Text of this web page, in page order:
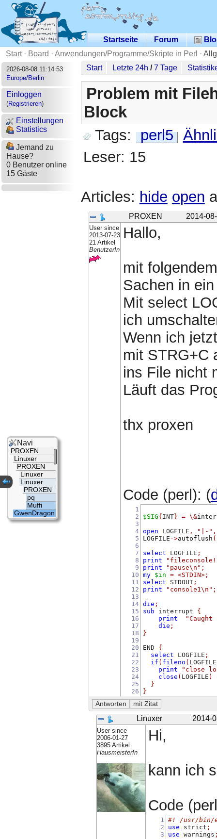
Startseite Forum
Start· Board · Anwendungen/Programme/Skripte in Perl ·
2026-08-08 11:14:53
Europe/Berlin
Einloggen
(Registrieren)
Einstellungen
Statistics
Jemand zu
Hause?
0 Benutzer online
15 Gäste
Start Letzte 24h /7 Tage
Problem mit
Block
Tags: perl5
Leser: 15
Articles: hide open
PROXEN 2014-
User since
2013-07-23
21 Artikel
BenutzerIn
Hallo,
mit
Sachen in
Mit select
ich
Wenn ich
mit STRG+C
ins File nicht
Läuft das
thx proxen
Code (perl): (
1
2
3
4
5
6
7
8
9
10
11
12
13
14
15
16
17
18
19
20
21
22
23
24
25
26
$SIG{ INT} = \&
open LOGFILE , "|-" ,
LOGFILE ->autoflush (
select LOGFILE ;
print
print
"pause\n" ;
my $in = <STDIN> ;
select STDOUT ;
print
"console1\n" ;
die ;
sub interrupt {
print
die ;
}
END {
select LOGFILE ;
if ( fileno ( LOGFILE
print
"close
close ( LOGFILE )
}
}
Linuxer 2014-
User since
2006-01-27
3895 Artikel
HausmeisterIn
Hi,
kann ich
Code
1
2
3
#! /usr/bin/
use strict ;
use warnings
Navi
PROXEN
Linuxer
PROXEN
Linuxer
Linuxer
PROXEN
pq
Muffi
GwenDragon